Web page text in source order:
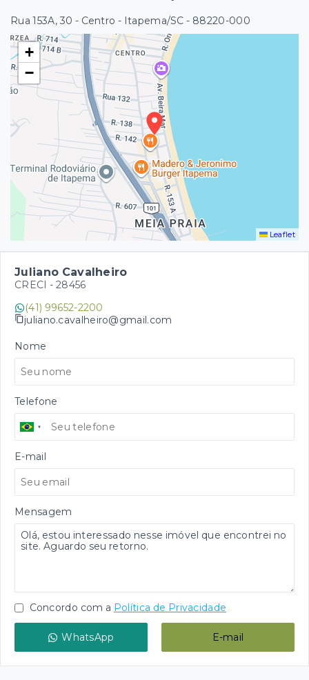
Rua 153A, 30 - Centro - Itapema/SC - 88220-000
+
−
Leaflet
Juliano Cavalheiro
CRECI - 28456
(41) 99652-2200
juliano.cavalheiro@gmail.com
Nome
Telefone
E-mail
Mensagem
Concordo com a Política de Privacidade
WhatsApp E-mail